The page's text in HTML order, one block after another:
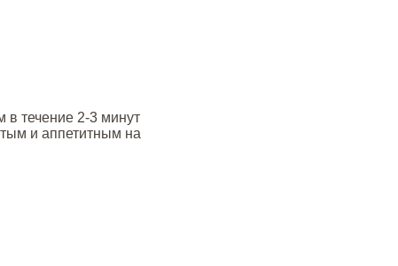
в течение 2-3 минут
и аппетитным на